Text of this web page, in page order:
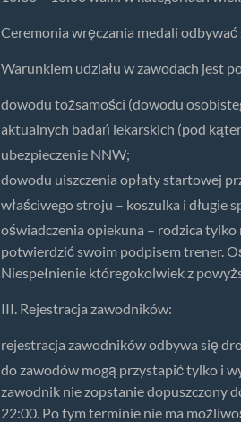
Ceremonia wręczania medali
Warunkiem udziału w zawodach jest
dowodu tożsamości (dowodu
aktualnych badań lekarskich (pod
ubezpieczenie NNW;
dowodu uiszczenia opłaty startowej
właściwego stroju – koszulka i długie
oświadczenia opiekuna – rodzica
potwierdzić swoim podpisem trener.
Niespełnienie któregokolwiek z
III. Rejestracja zawodników:
rejestracja zawodników odbywa się
do zawodów mogą przystapić tylko i
zawodnik nie zopstanie dopuszczony
22:00. Po tym terminie nie ma